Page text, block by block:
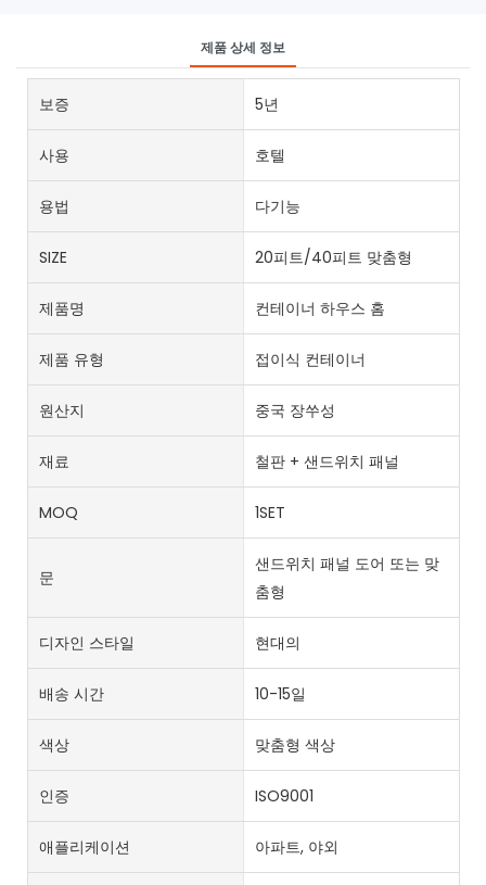
제품 상세 정보
보증 5년
사용 호텔
용법 다기능
SIZE 20피트/40피트 맞춤형
제품명 컨테이너 하우스 홈
제품 유형 접이식 컨테이너
원산지 중국 장쑤성
재료 철판 + 샌드위치 패널
MOQ 1SET
문
샌드위치 패널 도어 또는 맞
춤형
디자인 스타일 현대의
배송 시간 10-15일
색상 맞춤형 색상
인증 ISO9001
애플리케이션 아파트, 야외